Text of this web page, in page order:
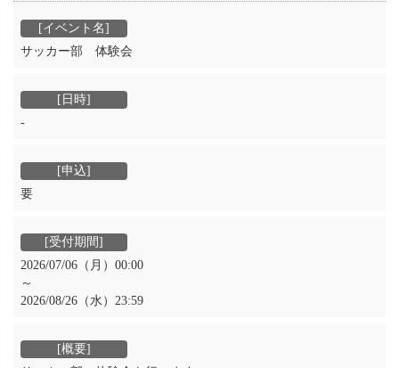
サッカー部 体験会
‐
要
2026/07/06（月）00:00
～
2026/08/26（水）23:59